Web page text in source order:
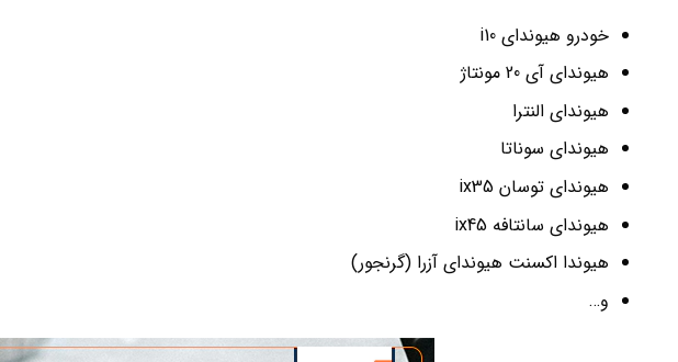
خودرو هیوندای i10
هیوندای آی 20 مونتاژ
هیوندای النترا
هیوندای سوناتا
هیوندای توسان ix35
هیوندای سانتافه ix45
هیوندا اکسنت هیوندای آزرا (گرنجور)
و…